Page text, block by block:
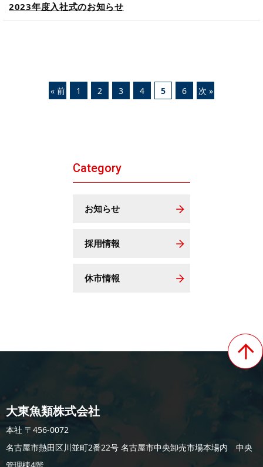
2023年度入社式のお知らせ
« 前 1 2 3 4 5 6 次 »
Category
お知らせ
採用情報
休市情報
大東魚類株式会社
本社 〒456-0072
名古屋市熱田区川並町2番22号 名古屋市中央卸売市場本場内 中央